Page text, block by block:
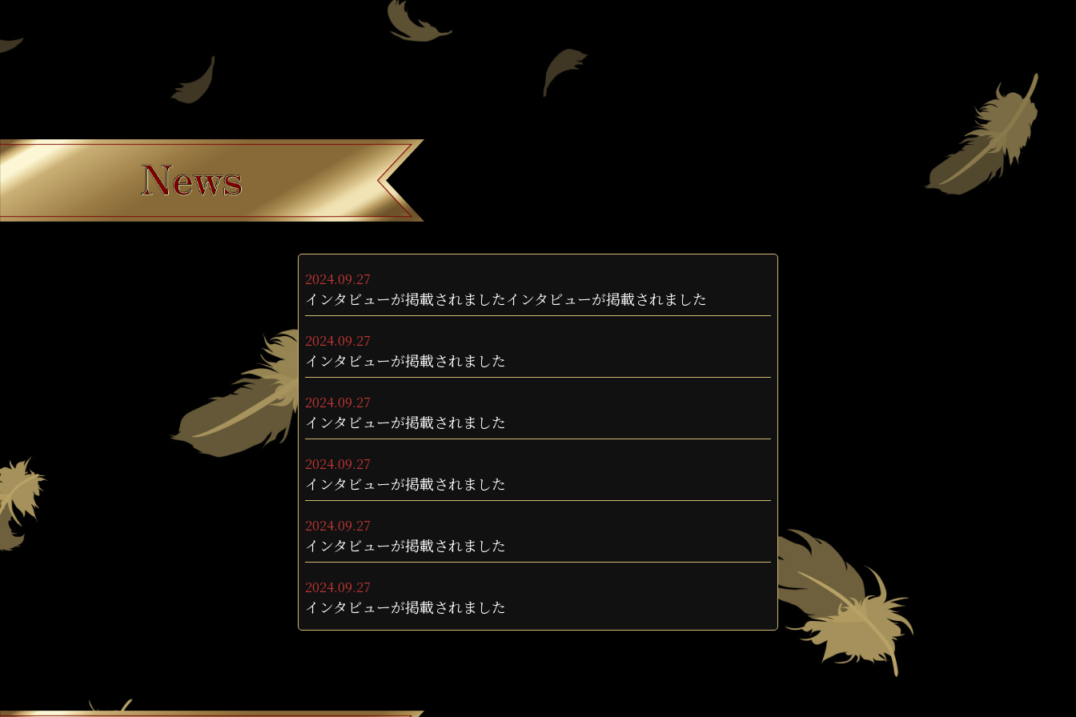
2024.09.27
インタビューが掲載されましたインタビューが掲載されました
2024.09.27
インタビューが掲載されました
2024.09.27
インタビューが掲載されました
2024.09.27
インタビューが掲載されました
2024.09.27
インタビューが掲載されました
2024.09.27
インタビューが掲載されました